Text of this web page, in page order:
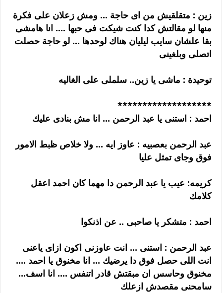
زين : متقلقيش من اى حاجة ... ومش زعلان على فكرة
منها لو مقالتش كدا كنت شيكت فى حبها .... انا هامشى
بقا علشان سايب ليليان هناك لوحدها ... لو حاجة حصلت
اتصلى وبلغينى
توحيدة : ماشى يا زين.. سلملى على الغاليه
*******************
احمد : استنى يا عبد الرحمن ... انا مش بنادى عليك
عبد الرحمن بعصبيه : عاوز ايه ... ولا خلاص ظبط الامور
فوق وجاى تمثل عليا
كريمه: عيب يا عبد الرحمن دا مهما كان احمد اعقل
كلامك
احمد : متشكر يا صاحبى .. عن اذنكوا
عبد الرحمن : استنى ... انت عاوزنى اكون ازاى ياعنى
انت اللى حصل فوق دا يرضيك ... انا مخنوق يا احمد ....
مخنوق وحاسس ان مبقتش قادر اتنفس .... انا اسف...
سامحنى مقصدش ازعلك